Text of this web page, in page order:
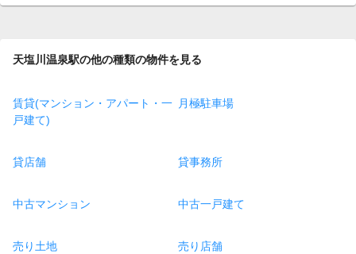
天塩川温泉駅の他の種類の物件を見る
賃貸(マンション・アパート・一
戸建て)
月極駐車場
貸店舗 貸事務所
中古マンション 中古一戸建て
売り土地 売り店舗